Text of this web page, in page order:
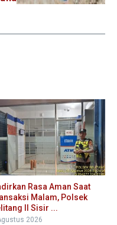
Rasa Aman Saat
Malam, Polsek
II Sisir ...
2026